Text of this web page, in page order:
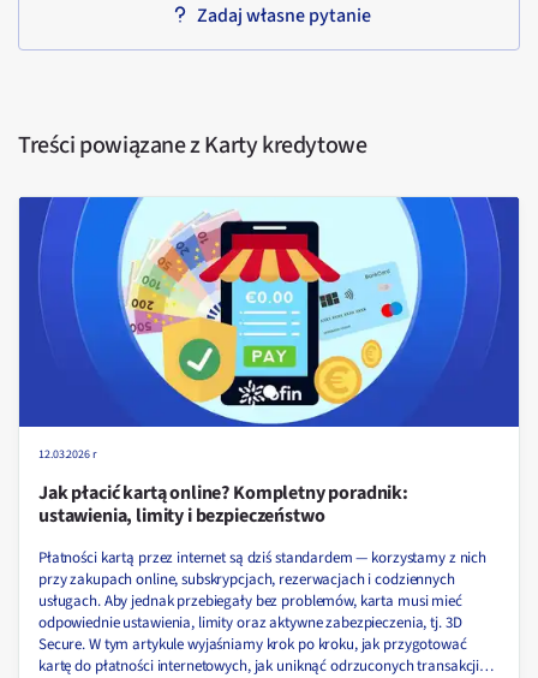
Zadaj własne pytanie
Treści powiązane zKarty kredytowe
12.03.2026 r
Jak płacić kartą online? Kompletny poradnik:
ustawienia, limity i bezpieczeństwo
Płatności kartą przez internet są dziś standardem — korzystamy z nich
przy zakupach online, subskrypcjach, rezerwacjach i codziennych
usługach. Aby jednak przebiegały bez problemów, karta musi mieć
odpowiednie ustawienia, limity oraz aktywne zabezpieczenia, tj. 3D
Secure. W tym artykule wyjaśniamy krok po kroku, jak przygotować
kartę do płatności internetowych, jak uniknąć odrzuconych transakcji